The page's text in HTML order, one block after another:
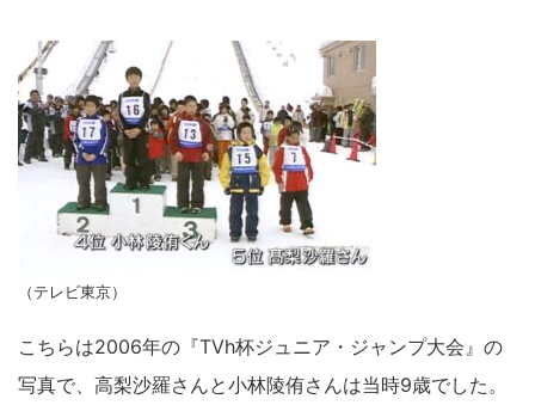
（テレビ東京）
こちらは2006年の『TVh杯ジュニア・ジャンプ大会』の
写真で、高梨沙羅さんと小林陵侑さんは当時9歳でした。